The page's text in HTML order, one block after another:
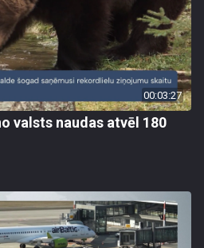
00:03:27
valsts naudas atvēl 180